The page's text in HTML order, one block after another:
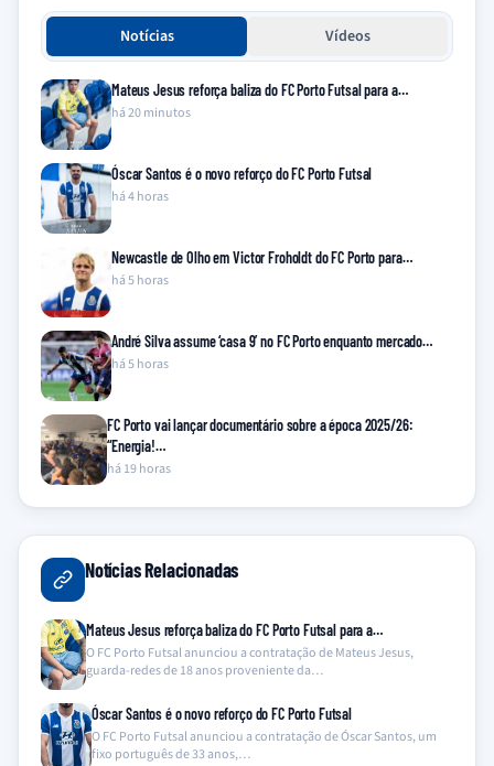
Notícias Vídeos
Mateus Jesus reforça baliza do FC Porto Futsal para a…
há 20 minutos
Óscar Santos é o novo reforço do FC Porto Futsal
há 4 horas
Newcastle de Olho em Victor Froholdt do FC Porto para…
há 5 horas
André Silva assume ‘casa 9’ no FC Porto enquanto mercado…
há 5 horas
FC Porto vai lançar documentário sobre a época 2025/26:
“Energia!…
há 19 horas
Notícias Relacionadas
Mateus Jesus reforça baliza do FC Porto Futsal para a…
O FC Porto Futsal anunciou a contratação de Mateus Jesus,
guarda-redes de 18 anos proveniente da…
Óscar Santos é o novo reforço do FC Porto Futsal
O FC Porto Futsal anunciou a contratação de Óscar Santos, um
fixo português de 33 anos,…